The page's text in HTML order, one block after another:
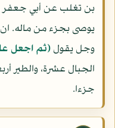
بن تغلب عن أبي جعفر
يوصى بجزء من ماله.
وجل يقول(ثم اجعل
الجبال عشرة، والطير
جزءا.